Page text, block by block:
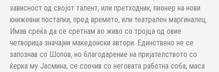
зависност од својот талент, или претходник, пионер на нови
книжевни постапки, пред времето, или театрален маргиналец.
Имав среќа да се сретнам во живо со тројца од овие
четворица значајни македонски автори. Единствено не се
запознав со Шопов, но благодарение на пријателството со
ќерка му Јасмина, се соочив со неговата работна соба, маса